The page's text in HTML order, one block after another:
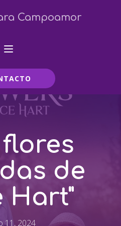
Campoamor
flores
de
Hart"
11, 2024